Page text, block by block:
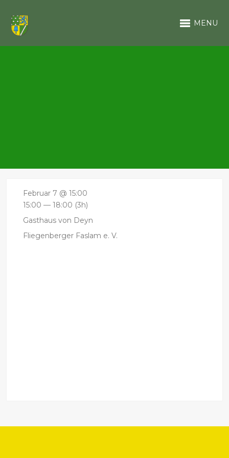
MENU
Februar 7 @ 15:00
15:00 — 18:00 (3h)
Gasthaus von Deyn
Fliegenberger Faslam e. V.